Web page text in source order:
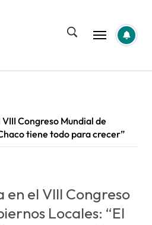
VIII Congreso Mundial de
tiene todo para crecer”
en el VIII Congreso
Locales: “El